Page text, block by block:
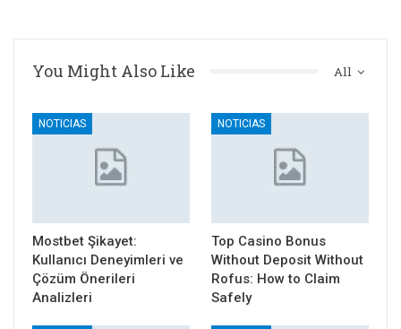
All
You Might Also Like
NOTICIAS
Mostbet Şikayet:
Kullanıcı Deneyimleri ve
Çözüm Önerileri
Analizleri
NOTICIAS
Top Casino Bonus
Without Deposit Without
Rofus: How to Claim
Safely